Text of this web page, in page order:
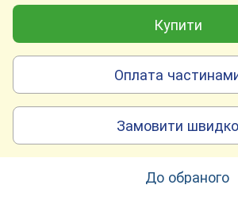
Купити
Оплата
Замовити швидко
До обраного